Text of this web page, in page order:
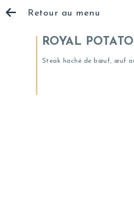
Retour au menu
ROYAL
Steak haché de bœuf, œuf